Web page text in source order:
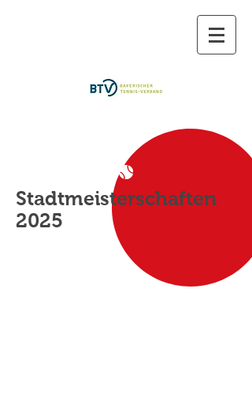
dabei sein ist (fast) alles...
Stadtmeisterschaften
2025